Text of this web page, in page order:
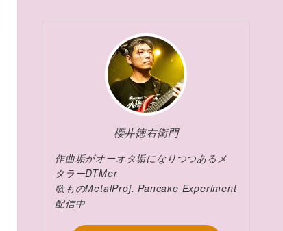
櫻井徳右衛門
作曲垢がオーオタ垢になりつつあるメ
タラーDTMer
歌ものMetalProj. Pancake Experiment
配信中